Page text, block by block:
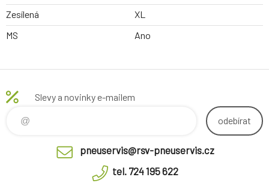
Zesílená
XL
MS
Ano
Slevy a novinky e-mailem
odebírat
pneuservis@rsv-pneuservis.cz
tel. 724 195 622